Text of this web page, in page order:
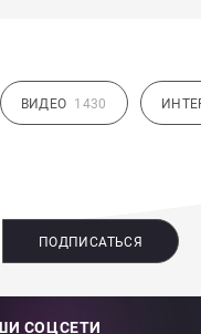
ВИДЕО 1430
ПОДПИСАТЬСЯ
СОЦСЕТИ